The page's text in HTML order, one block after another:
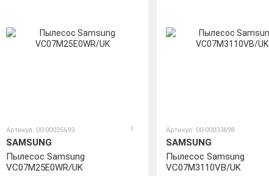
Артикул: 00-00035693 1
SAMSUNG
Пылесос Samsung
VC07M25E0WR/UK
Артикул: 00-00033698
SAMSUNG
Пылесос Samsung
VC07M3110VB/UK